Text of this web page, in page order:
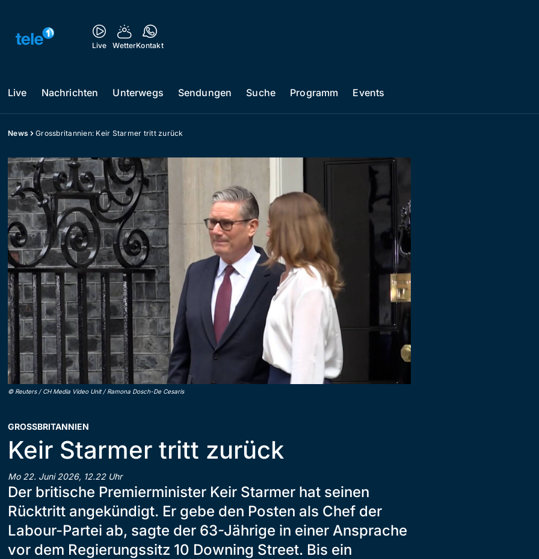
Live WetterKontakt
Live Nachrichten Unterwegs Sendungen Suche Programm Events
News Grossbritannien: Keir Starmer tritt zurück
© Reuters / CH Media Video Unit / Ramona Dosch-De Cesaris
GROSSBRITANNIEN
Keir Starmer tritt zurück
Mo 22. Juni 2026, 12.22 Uhr
Der britische Premierminister Keir Starmer hat seinen
Rücktritt angekündigt. Er gebe den Posten als Chef der
Labour-Partei ab, sagte der 63-Jährige in einer Ansprache
vor dem Regierungssitz 10 Downing Street. Bis ein